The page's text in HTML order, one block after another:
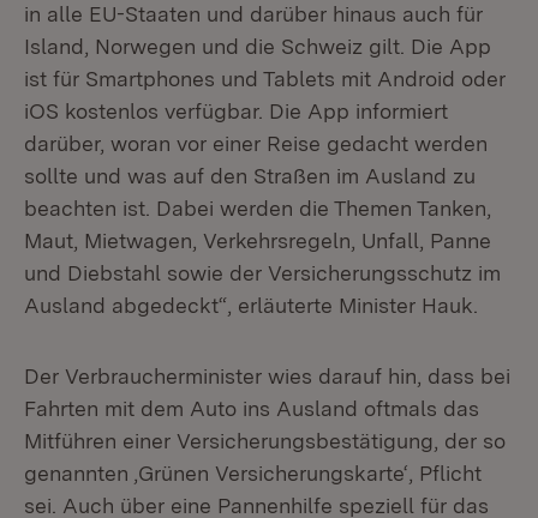
in alle EU-Staaten und darüber hinaus auch für
Island, Norwegen und die Schweiz gilt. Die App
ist für Smartphones und Tablets mit Android oder
iOS kostenlos verfügbar. Die App informiert
darüber, woran vor einer Reise gedacht werden
sollte und was auf den Straßen im Ausland zu
beachten ist. Dabei werden die Themen Tanken,
Maut, Mietwagen, Verkehrsregeln, Unfall, Panne
und Diebstahl sowie der Versicherungsschutz im
Ausland abgedeckt“, erläuterte Minister Hauk.
Der Verbraucherminister wies darauf hin, dass bei
Fahrten mit dem Auto ins Ausland oftmals das
Mitführen einer Versicherungsbestätigung, der so
genannten ‚Grünen Versicherungskarte‘, Pflicht
sei. Auch über eine Pannenhilfe speziell für das